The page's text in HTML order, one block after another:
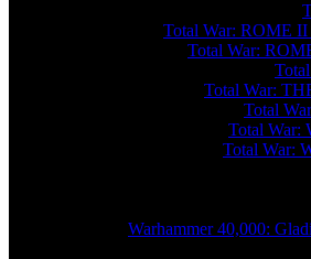
Total War: ROME
Total War:
Total War:
Total
Total
Total War:
Warhammer 40,000: